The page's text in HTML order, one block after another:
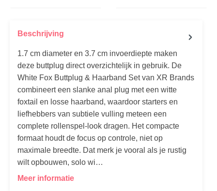
Beschrijving
1.7 cm diameter en 3.7 cm invoerdiepte maken
deze buttplug direct overzichtelijk in gebruik. De
White Fox Buttplug & Haarband Set van XR Brands
combineert een slanke anal plug met een witte
foxtail en losse haarband, waardoor starters en
liefhebbers van subtiele vulling meteen een
complete rollenspel-look dragen. Het compacte
formaat houdt de focus op controle, niet op
maximale breedte. Dat merk je vooral als je rustig
wilt opbouwen, solo wi…
Meer informatie